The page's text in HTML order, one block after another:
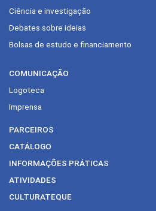
Ciência e investigação
Debates sobre ideias
Bolsas de estudo e financiamento
COMUNICAÇÃO
Logoteca
Imprensa
PARCEIROS
CATÁLOGO
INFORMAÇÕES PRÁTICAS
ATIVIDADES
CULTURATEQUE